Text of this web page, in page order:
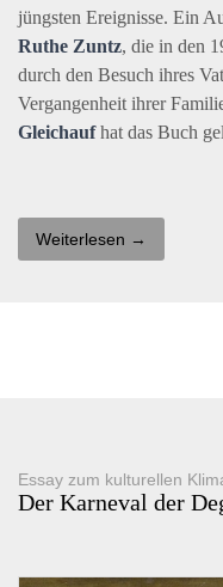
jüngsten Ereignisse. Ein
Ruthe Zuntz, die in den
durch den Besuch ihres
Vergangenheit ihrer
Gleichaufhat das Buch
Weiterlesen →
Essay zum kulturellen
Der Karneval der